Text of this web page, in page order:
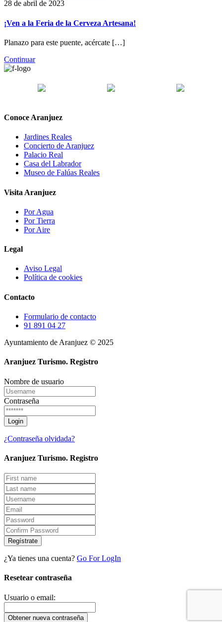
28 de abril de 2023
¡Ven a la Feria de la Cerveza Artesana!
Planazo para este puente, acércate […]
Continuar
Conoce Aranjuez
Jardines Reales
Concierto de Aranjuez
Palacio Real
Casa del Labrador
Museo de Falúas Reales
Visita Aranjuez
Por Agua
Por Tierra
Por Aire
Legal
Aviso Legal
Política de cookies
Contacto
Formulario de contacto
91 891 04 27
Ayuntamiento de Aranjuez © 2025
Aranjuez Turismo. Registro
Nombre de usuario
Contraseña
¿Contraseña olvidada?
Aranjuez Turismo. Registro
Regístrate
¿Ya tienes una cuenta? Go For LogIn
Resetear contraseña
Usuario o email: